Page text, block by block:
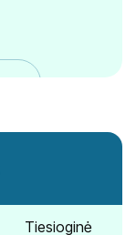
Tiesioginė